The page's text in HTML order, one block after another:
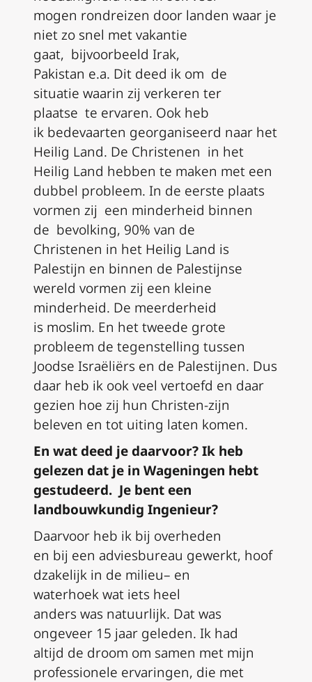
mogen rondreizen door landen waar je
niet zo snel metvakantie
gaat, bijvoorbeeld Irak,
Pakistan e.a. Dit deed ik om de
situatie waarin zij verkeren ter
plaatse te ervaren. Ook heb
ik bedevaarten georganiseerd naar het
Heilig Land. De Christenen in het
Heilig Land hebben te maken met een
dubbel probleem. In de eerste plaats
vormen zij een minderheid binnen
de bevolking, 90% van de
Christenen in het Heilig Land is
Palestijn en binnen de Palestijnse
wereld vormen zij een kleine
minderheid. De meerderheid
is moslim. En het tweede grote
probleem de tegenstelling tussen
Joodse Israëliërs en de Palestijnen. Dus
daar heb ik ook veel vertoefd en daar
gezien hoe zij hun Christen-zijn
beleven en tot uiting laten komen.
En wat deed je daarvoor? Ik heb
gelezen dat je in Wageningen hebt
gestudeerd. Je bent een
landbouwkundig Ingenieur?
Daarvoor heb ik bij overheden
en bij een adviesbureau gewerkt, hoof
dzakelijk in de milieu– en
waterhoekwat iets heel
anders was natuurlijk. Dat was
ongeveer 15 jaar geleden. Ik had
altijd de droom om samen met mijn
professionele ervaringen, die met